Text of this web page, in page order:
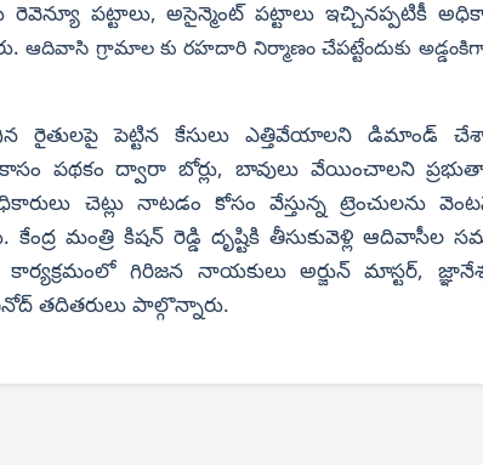
రెవెన్యూ పట్టాలు, అసైన్మెంట్ పట్టాలు ఇచ్చినప్పటికీ
ఆదివాసి గ్రామాల కు రహదారి నిర్మాణం చేపట్టేందుకు
రైతులపై పెట్టిన కేసులు ఎత్తివేయాలని డిమాండ్
పథకం ద్వారా బోర్లు, బావులు వేయించాలని
చెట్లు నాటడం కోసం వేస్తున్న ట్రెంచులను
మంత్రి కిషన్ రెడ్డి దృష్టికి తీసుకువెళ్లి ఆదివాసీల
గిరిజన నాయకులు అర్జున్ మాస్టర్,
తదితరులు పాల్గొన్నారు.